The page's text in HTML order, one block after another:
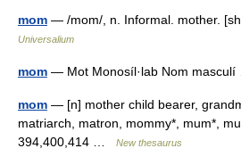
mom — /mom/, n. Informal. mother.
Universalium
mom — Mot Monosíl·lab Nom
mom — [n] mother child bearer,
matriarch, matron, mommy*, mum*,
394,400,414 …
New thesaurus